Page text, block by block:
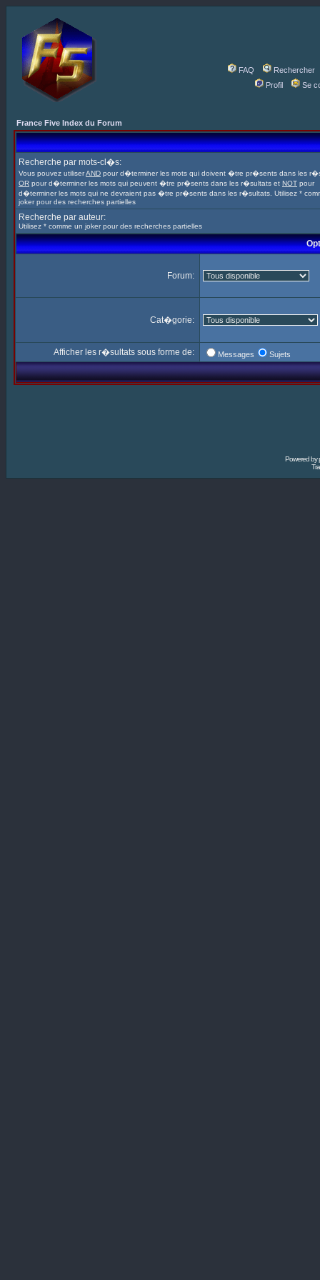
FAQ
Rechercher
Profil
Se
France Five Index du Forum
Recherche par mots-cl�s:
Vous pouvez utiliserAND pour d�terminer les mots qui doivent �tre pr�sents dans les
OR pour d�terminer les mots qui peuvent �tre pr�sents dans les r�sultats et NOT pour
d�terminer les mots qui ne devraient pas �tre pr�sents dans les r�sultats. Utilisez *
joker pour des recherches partielles
Recherche par auteur:
Utilisez * comme un joker pour des recherches partielles
Forum:
Cat�gorie:
Afficher les r�sultats sous forme de: Messages Sujets
Powered by